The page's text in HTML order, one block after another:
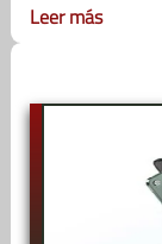
Leer más